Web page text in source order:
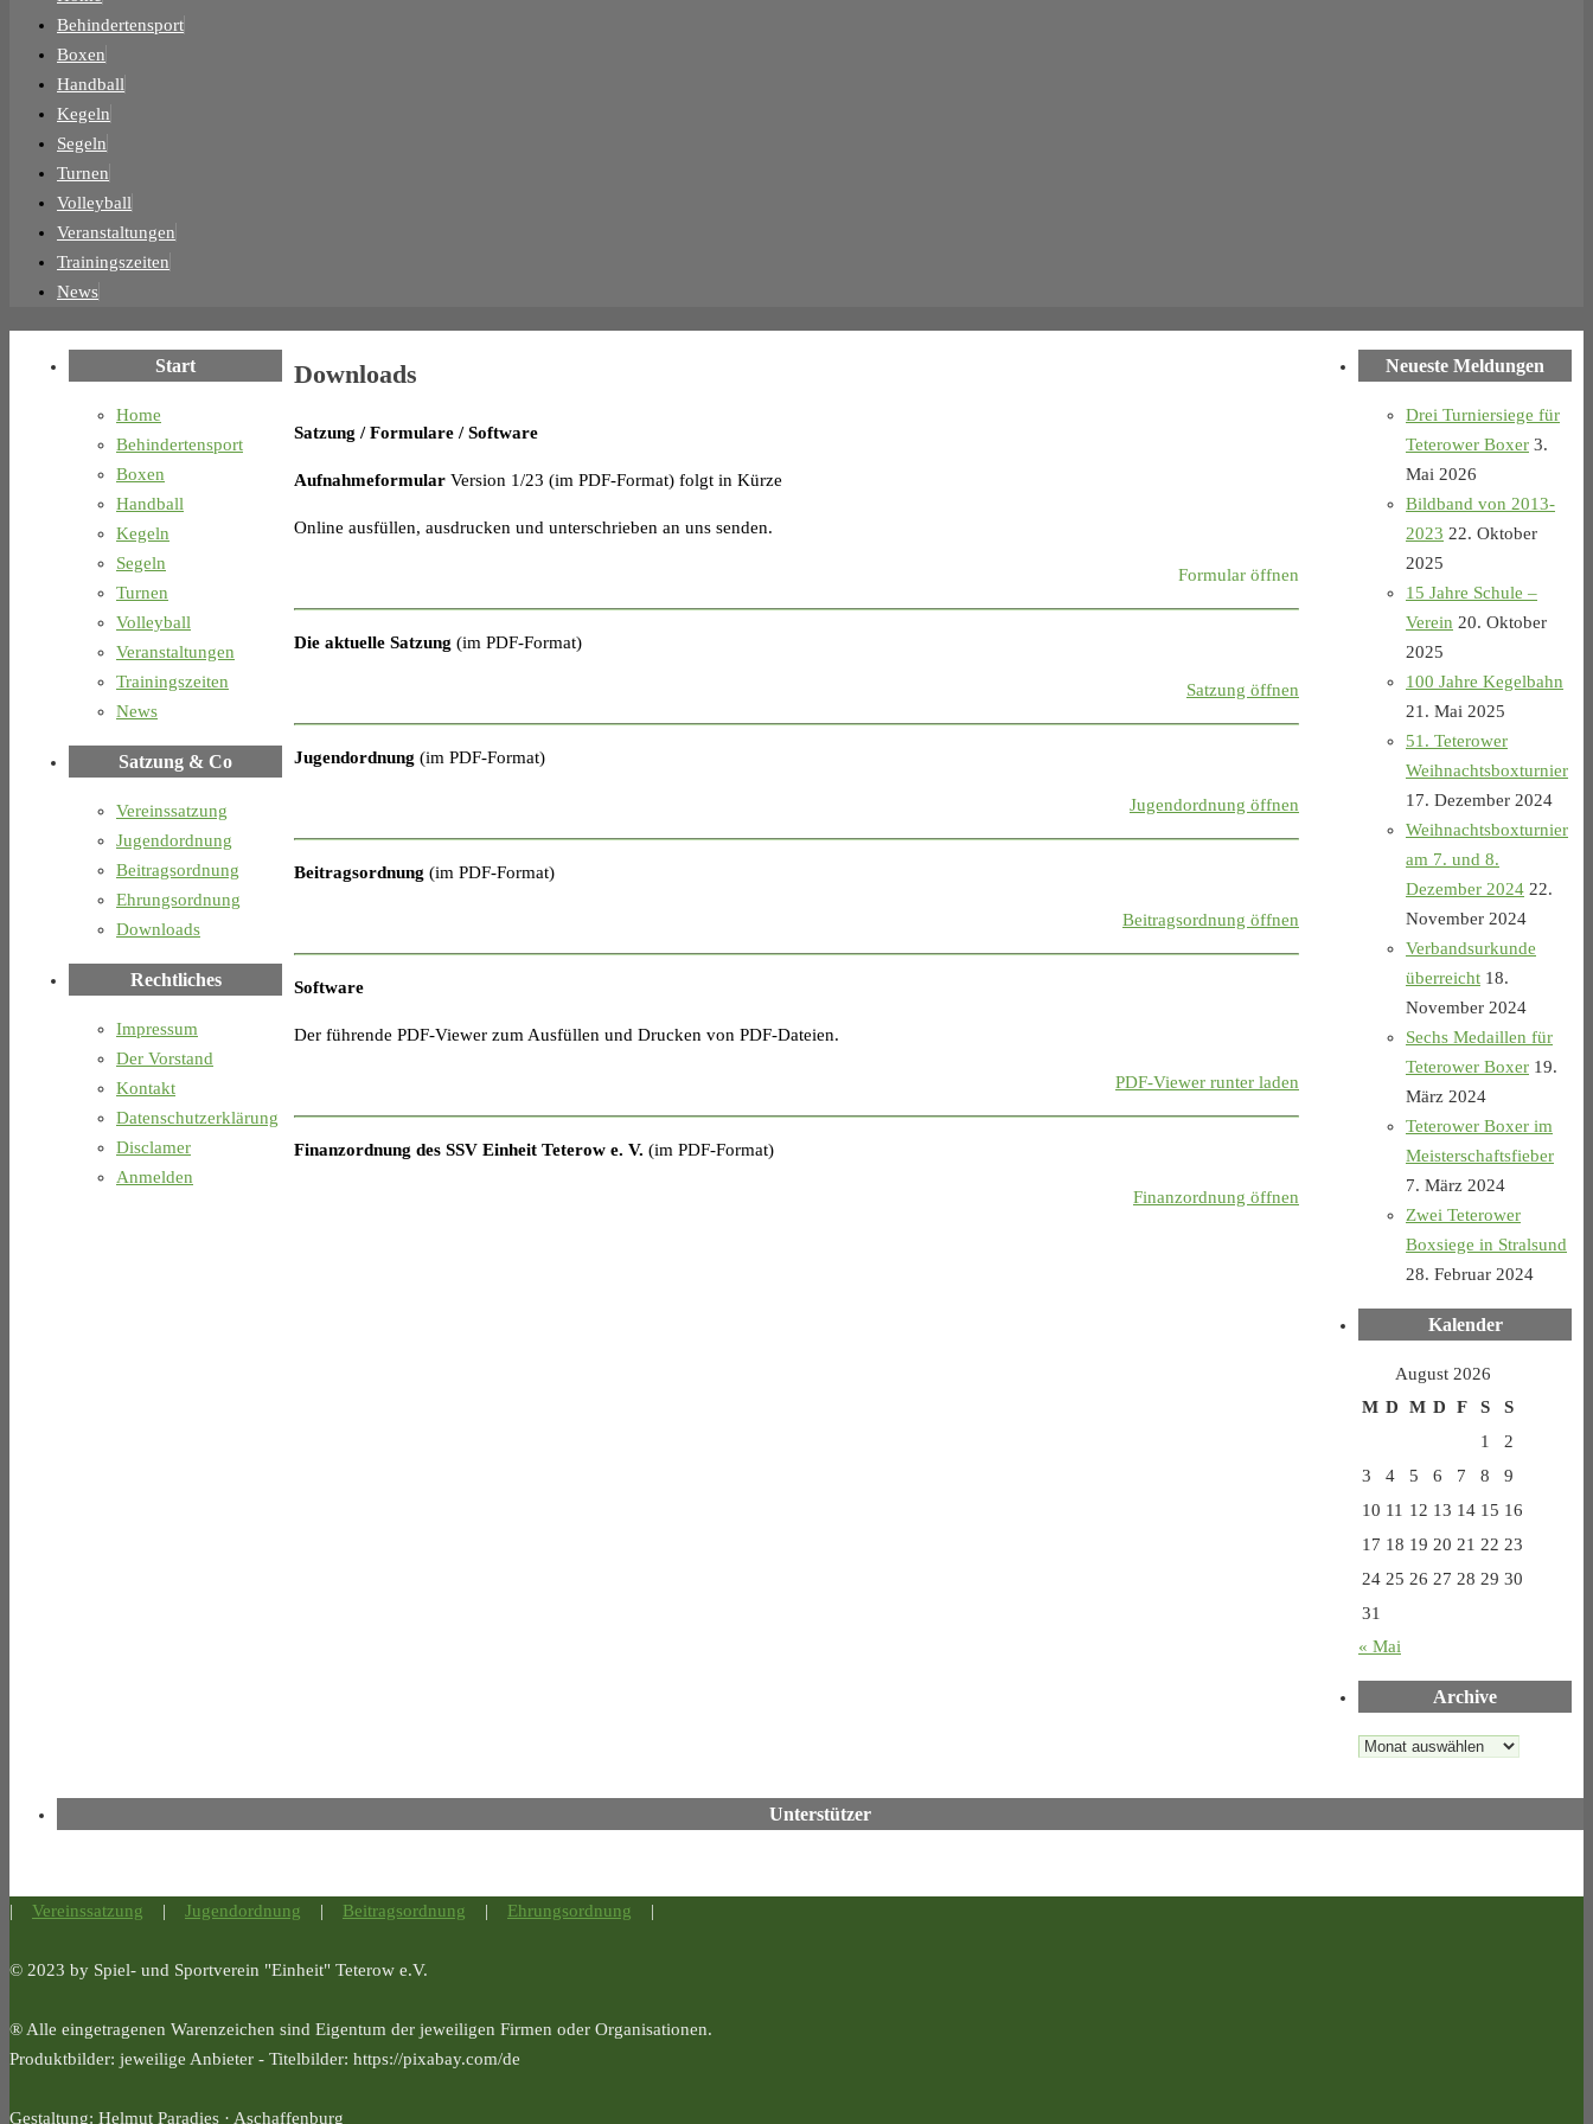
Inhalt
springen
Behindertensport
Boxen
Handball
Kegeln
Segeln
Turnen
Volleyball
Veranstaltungen
Trainingszeiten
News
Downloads
Satzung / Formulare / Software
Aufnahmeformular Version 1/23 (im PDF-Format) folgt in Kürze
Online ausfüllen, ausdrucken und unterschrieben an uns senden.
Formular öffnen
Die aktuelle Satzung (im PDF-Format)
Satzung öffnen
Jugendordnung (im PDF-Format)
Jugendordnung öffnen
Beitragsordnung (im PDF-Format)
Beitragsordnung öffnen
Software
Der führende PDF-Viewer zum Ausfüllen und Drucken von PDF-Dateien.
PDF-Viewer runter laden
Finanzordnung des SSV Einheit Teterow e. V. (im PDF-Format)
Finanzordnung öffnen
Start
Home
Behindertensport
Boxen
Handball
Kegeln
Segeln
Turnen
Volleyball
Veranstaltungen
Trainingszeiten
News
Satzung & Co
Vereinssatzung
Jugendordnung
Beitragsordnung
Ehrungsordnung
Downloads
Rechtliches
Impressum
Der Vorstand
Kontakt
Datenschutzerklärung
Disclamer
Anmelden
Neueste Meldungen
Drei Turniersiege für
Teterower Boxer 3.
Mai 2026
Bildband von 2013-
2023 22. Oktober
2025
15 Jahre Schule –
Verein 20. Oktober
2025
100 Jahre Kegelbahn
21. Mai 2025
51. Teterower
Weihnachtsboxturnier
17. Dezember 2024
Weihnachtsboxturnier
am 7. und 8.
Dezember 2024 22.
November 2024
Verbandsurkunde
überreicht 18.
November 2024
Sechs Medaillen für
Teterower Boxer 19.
März 2024
Teterower Boxer im
Meisterschaftsfieber
7. März 2024
Zwei Teterower
Boxsiege in Stralsund
28. Februar 2024
Kalender
August 2026
M D M D F S
S
1
2
3
4 5 6 7 8
9
10 11 12 13 14 15 16
17 18 19 20 21 22 23
24 25 26 27 28 29 30
31
« Mai
Archive
Archive
Unterstützer
| Vereinssatzung | Jugendordnung | Beitragsordnung | Ehrungsordnung |
© 2023 by Spiel- und Sportverein "Einheit" Teterow e.V.
® Alle eingetragenen Warenzeichen sind Eigentum der jeweiligen Firmen oder Organisationen.
Produktbilder: jeweilige Anbieter - Titelbilder: https://pixabay.com/de
Gestaltung: Helmut Paradies · Aschaffenburg